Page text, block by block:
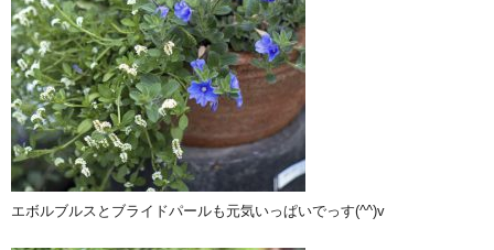
エボルブルスとブライドパールも元気いっぱいでっす(^^)v